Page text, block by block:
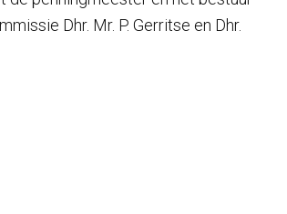
Dhr. Mr. P. Gerritse en Dhr.